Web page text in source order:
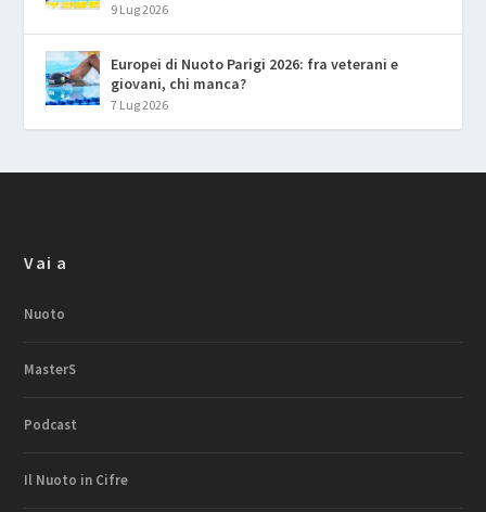
9 Lug 2026
Europei di Nuoto Parigi 2026: fra veterani e
giovani, chi manca?
7 Lug 2026
Vai a
Nuoto
MasterS
Podcast
Il Nuoto in Cifre